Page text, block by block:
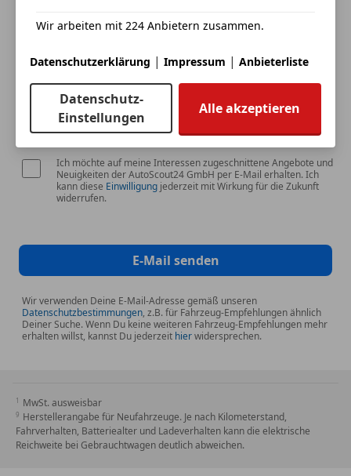
Deine E-Mail
Deine Telefonnummer (optional)
Ich möchte auf meine Interessen zugeschnittene Angebote und
Neuigkeiten der AutoScout24 GmbH per E-Mail erhalten. Ich
kann diese Einwilligung jederzeit mit Wirkung für die Zukunft
widerrufen.
E-Mail senden
Wir verwenden Deine E-Mail-Adresse gemäß unseren
Datenschutzbestimmungen, z.B. für Fahrzeug-Empfehlungen ähnlich
Deiner Suche. Wenn Du keine weiteren Fahrzeug-Empfehlungen mehr
erhalten willst, kannst Du jederzeit hierwidersprechen.
MwSt. ausweisbar
Herstellerangabe für Neufahrzeuge. Je nach Kilometerstand,
Fahrverhalten, Batteriealter und Ladeverhalten kann die elektrische
Reichweite bei Gebrauchtwagen deutlich abweichen.
Wir arbeiten mit 224 Anbietern zusammen.
Datenschutzerklärung | Impressum | Anbieterliste
Datenschutz-
Einstellungen
Alle akzeptieren